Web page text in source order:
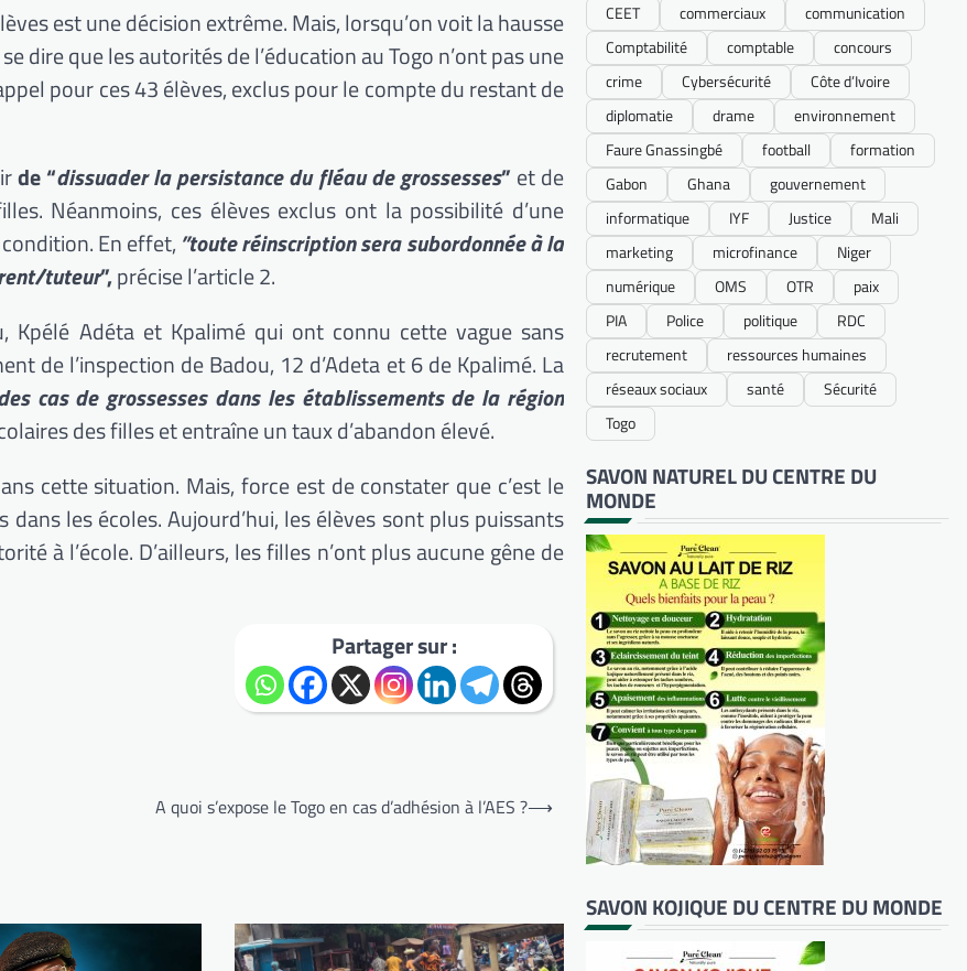
est une décision extrême. Mais, lorsqu’on voit la hausse
dire que les autorités de l’éducation au Togo n’ont pas une
pour ces 43 élèves, exclus pour le compte du restant de
de “dissuader la persistance du fléau de grossesses” et de
Néanmoins, ces élèves exclus ont la possibilité d’une
En effet, ”toute réinscription sera subordonnée à la
tuteur”,précise l’article 2.
Adéta et Kpalimé qui ont connu cette vague sans
de l’inspection de Badou, 12 d’Adeta et 6 de Kpalimé. La
cas de grossesses dans les établissements de la région
des filles et entraîne un taux d’abandon élevé.
cette situation. Mais, force est de constater que c’est le
les écoles. Aujourd’hui, les élèves sont plus puissants
à l’école. D’ailleurs, les filles n’ont plus aucune gêne de
Partager sur :
A quoi s’expose le Togo en cas d’adhésion à l’AES ?⟶
CEET
commerciaux
communication
Comptabilité
comptable
concours
crime
Cybersécurité
Côte d’Ivoire
diplomatie
drame
environnement
Faure Gnassingbé
football
formation
Gabon
Ghana
gouvernement
informatique
IYF Justice
Mali
marketing
microfinance
Niger
numérique
OMS OTR
paix
PIA
Police politique
RDC
recrutement
ressources humaines
réseaux sociaux
santé
Sécurité
Togo
SAVON NATUREL DU CENTRE DU
MONDE
SAVON KOJIQUE DU CENTRE DU MONDE